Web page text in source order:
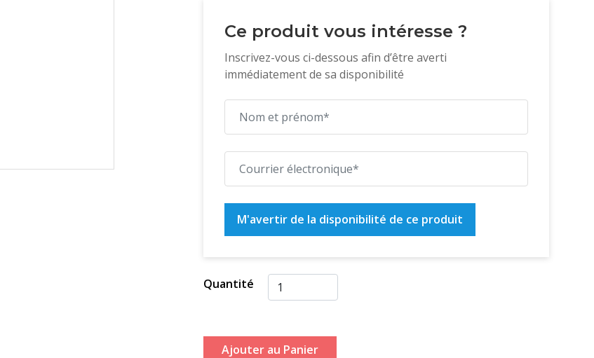
Ce produit vous intéresse ?
Inscrivez-vous ci-dessous afin d’être averti
immédiatement de sa disponibilité
M'avertir de la disponibilité de ce produit
Quantité
Ajouter au Panier